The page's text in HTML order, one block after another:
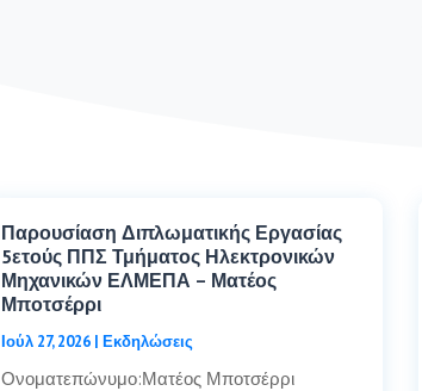
Παρουσίαση Διπλωματικής Εργασίας
5ετούς ΠΠΣ Τμήματος Ηλεκτρονικών
Μηχανικών ΕΛΜΕΠΑ – Ματέος
Μποτσέρρι
Ιούλ 27, 2026 |Εκδηλώσεις
Ονοματεπώνυμο:Ματέος Μποτσέρρι